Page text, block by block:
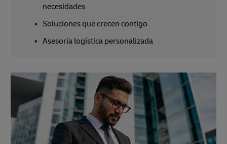
necesidades
Soluciones que crecen contigo
Asesoría logística personalizada